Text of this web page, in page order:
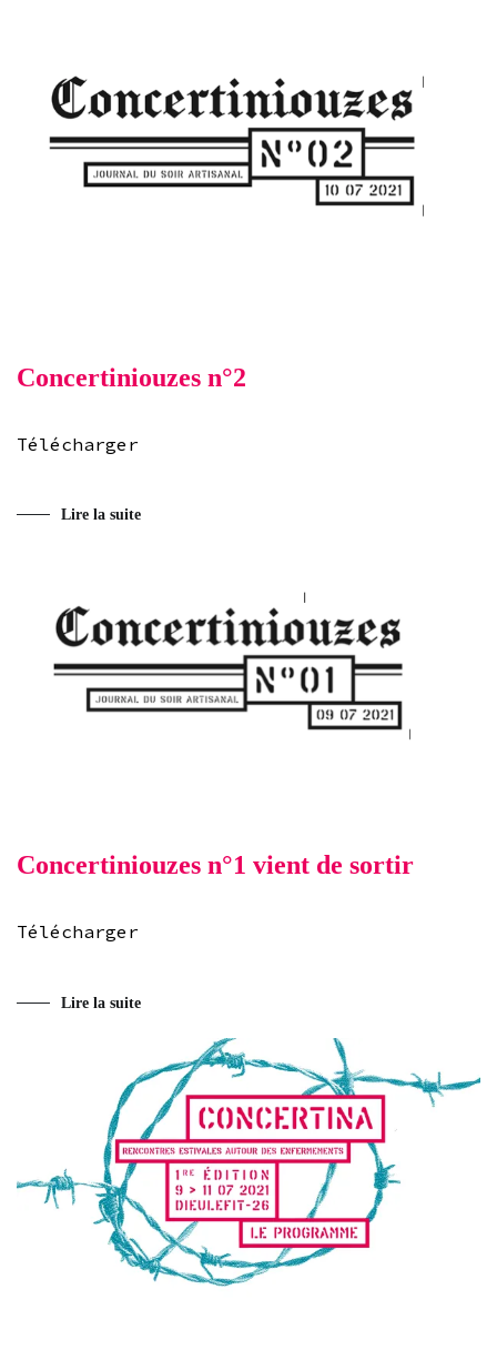
Concertiniouzes n°2
Télécharger
Lire la suite
Concertiniouzes n°1 vient de sortir
Télécharger
Lire la suite